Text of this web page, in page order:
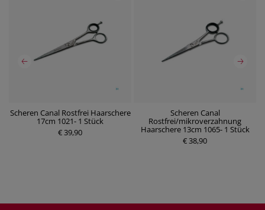
Scheren Canal Rostfrei Haarschere
17cm 1021- 1 Stück
€ 39,90
Scheren Canal
Rostfrei/mikroverzahnung
Haarschere 13cm 1065- 1 Stück
€ 38,90
P